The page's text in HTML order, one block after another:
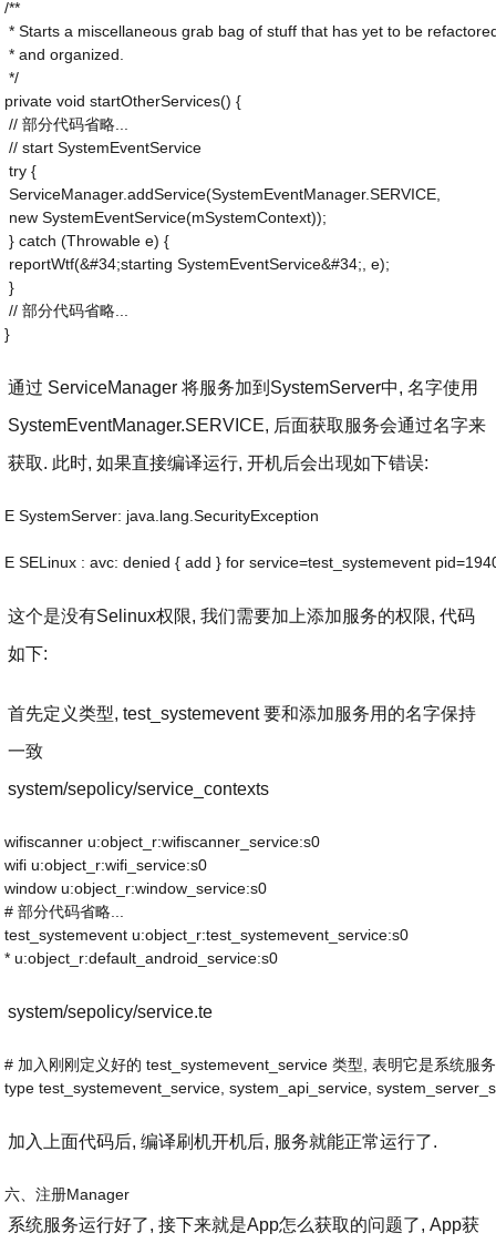
/**
* Starts a miscellaneous grab bag of stuff that has yet to be
* and organized.
*/
private void startOtherServices() {
// 部分代码省略...
// start SystemEventService
try {
ServiceManager.addService(SystemEventManager.SERVICE,
new SystemEventService(mSystemContext));
} catch (Throwable e) {
reportWtf(&#34;starting SystemEventService&#34;, e);
}
// 部分代码省略...
}
通过 ServiceManager 将服务加到SystemServer中, 名字使用
SystemEventManager.SERVICE, 后面获取服务会通过名字来
获取. 此时, 如果直接编译运行, 开机后会出现如下错误:
E SystemServer: java.lang.SecurityException
E SELinux : avc: denied { add } for service=test_systemevent
这个是没有Selinux权限, 我们需要加上添加服务的权限, 代码
如下:
首先定义类型, test_systemevent 要和添加服务用的名字保持
一致
system/sepolicy/service_contexts
wifiscanner u:object_r:wifiscanner_service:s0
wifi u:object_r:wifi_service:s0
window u:object_r:window_service:s0
# 部分代码省略...
test_systemevent u:object_r:test_systemevent_service:s0
* u:object_r:default_android_service:s0
system/sepolicy/service.te
# 加入刚刚定义好的 test_systemevent_service 类型, 表明它是系统服务
type test_systemevent_service, system_api_service,
加入上面代码后, 编译刷机开机后, 服务就能正常运行了.
六、注册Manager
系统服务运行好了, 接下来就是App怎么获取的问题了, App获